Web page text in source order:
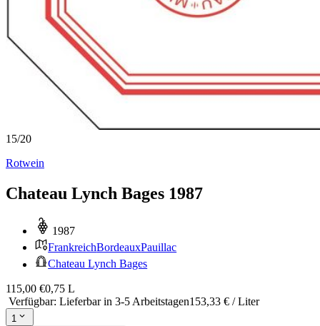
15/20
Rotwein
Chateau Lynch Bages 1987
1987
FrankreichBordeauxPauillac
Chateau Lynch Bages
115,00 €0,75 L
Verfügbar: Lieferbar in 3-5 Arbeitstagen153,33 € / Liter
1